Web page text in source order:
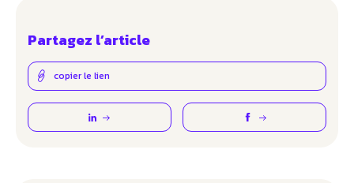
Partagez l’article
copier le lien